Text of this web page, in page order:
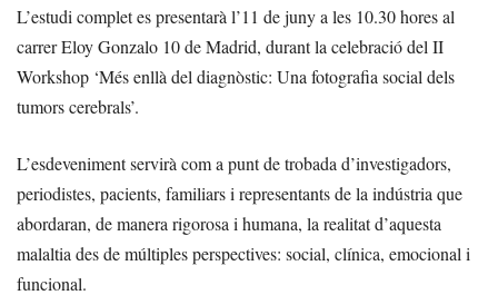
L’estudi complet es presentarà l’11 de juny a les 10.30 hores al
carrer Eloy Gonzalo 10 de Madrid, durant la celebració del II
Workshop ‘Més enllà del diagnòstic: Una fotografia social dels
tumors cerebrals’.
L’esdeveniment servirà com a punt de trobada d’investigadors,
periodistes, pacients, familiars i representants de la indústria que
abordaran, de manera rigorosa i humana, la realitat d’aquesta
malaltia des de múltiples perspectives: social, clínica, emocional i
funcional.